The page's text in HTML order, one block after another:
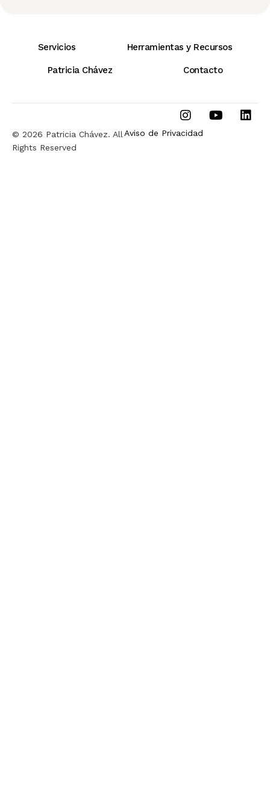
Servicios Herramientas y Recursos
Patricia Chávez Contacto
© 2026 Patricia Chávez. All
Rights Reserved
Aviso de Privacidad